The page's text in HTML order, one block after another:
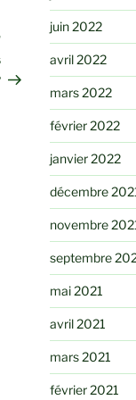
suivantjuin 2022
avril 2022
mars 2022
février 2022
janvier 2022
décembre
novembre
septembre
mai 2021
avril 2021
mars 2021
février 2021